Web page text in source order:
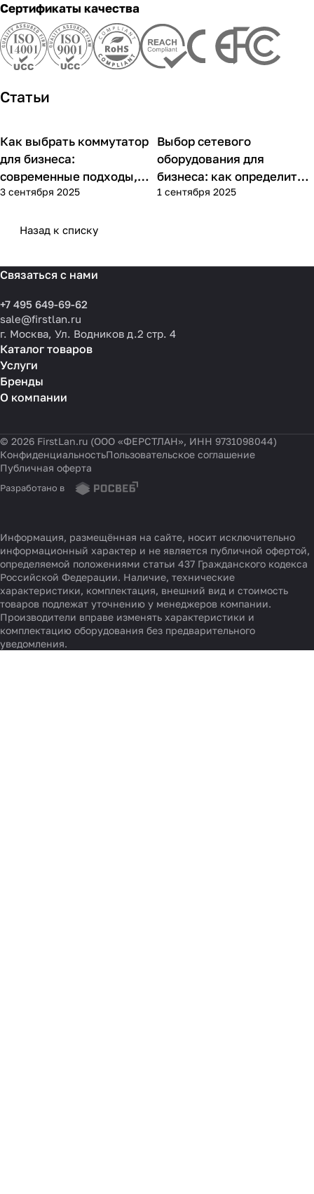
Сертификаты качества
Статьи
Советы покупателям
Как выбрать коммутатор
для бизнеса:
современные подходы,
практика применения и
3 сентября 2025
Советы покупателям
Выбор сетевого
оборудования для
бизнеса: как определить
потребности компании и
1 сентября 2025
Назад к списку
Связаться с нами
+7 495 649-69-62
sale@firstlan.ru
г. Москва, Ул. Водников д.2 стр. 4
Каталог товаров
Услуги
Бренды
О компании
© 2026 FirstLan.ru (ООО «ФЕРСТЛАН», ИНН 9731098044)
КонфиденциальностьПользовательское соглашение
Публичная оферта
Разработано в
Информация, размещённая на сайте, носит исключительно
информационный характер и не является публичной офертой,
определяемой положениями статьи 437 Гражданского кодекса
Российской Федерации. Наличие, технические
характеристики, комплектация, внешний вид и стоимость
товаров подлежат уточнению у менеджеров компании.
Производители вправе изменять характеристики и
комплектацию оборудования без предварительного
уведомления.